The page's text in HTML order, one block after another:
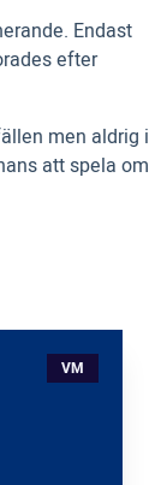
Endast
efter
men aldrig i
att spela om
VM